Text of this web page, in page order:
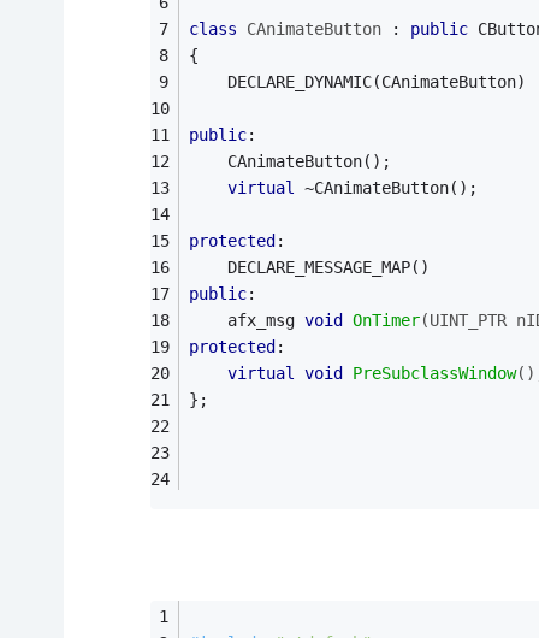
class CAnimateButton : public
{
	DECLARE_DYNAMIC(CAnimateButton)
public:
	CAnimateButton();
virtual
~CAnimateButton();
protected :
	DECLARE_MESSAGE_MAP()
public:
afx_msg void OnTimer(UINT_PTR
protected :
virtual
void PreSubclassWindow()
};